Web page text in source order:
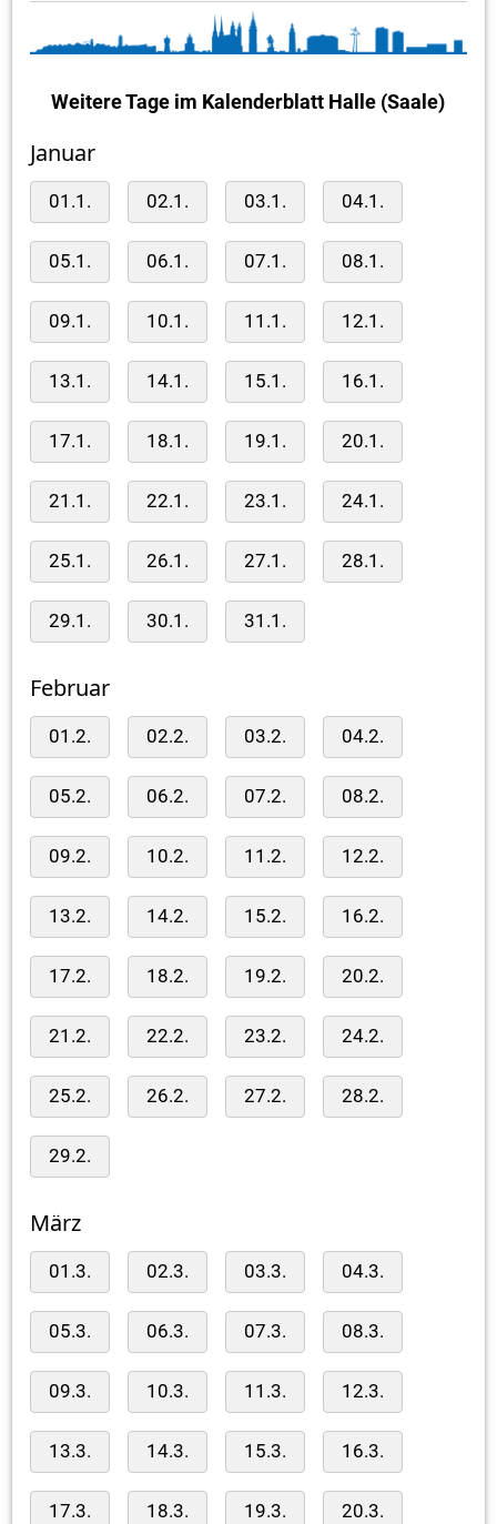
Weitere Tage im Kalenderblatt Halle (Saale)
Januar
01.1. 02.1. 03.1. 04.1.
05.1. 06.1. 07.1. 08.1.
09.1. 10.1. 11.1. 12.1.
13.1. 14.1. 15.1. 16.1.
17.1. 18.1. 19.1. 20.1.
21.1. 22.1. 23.1. 24.1.
25.1. 26.1. 27.1. 28.1.
29.1. 30.1. 31.1.
Februar
01.2. 02.2. 03.2. 04.2.
05.2. 06.2. 07.2. 08.2.
09.2. 10.2. 11.2. 12.2.
13.2. 14.2. 15.2. 16.2.
17.2. 18.2. 19.2. 20.2.
21.2. 22.2. 23.2. 24.2.
25.2. 26.2. 27.2. 28.2.
29.2.
März
01.3. 02.3. 03.3. 04.3.
05.3. 06.3. 07.3. 08.3.
09.3. 10.3. 11.3. 12.3.
13.3. 14.3. 15.3. 16.3.
17.3. 18.3. 19.3. 20.3.